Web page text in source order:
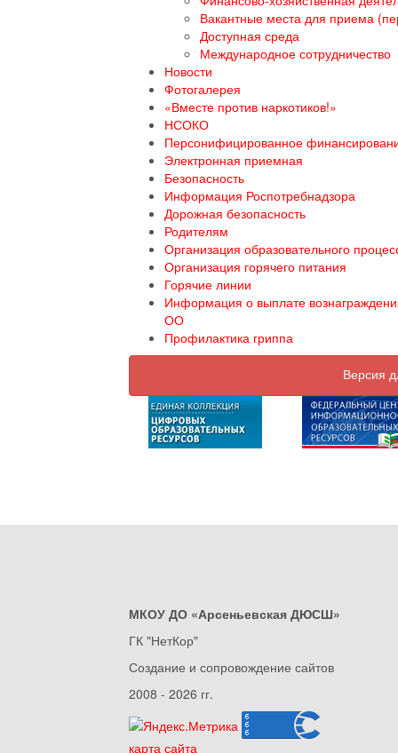
Вакантные места для приема
Доступная среда
Международное сотрудничество
Новости
Фотогалерея
«Вместе против наркотиков!»
НСОКО
Персонифицированное
Электронная приемная
Безопасность
Информация Роспотребнадзора
Дорожная безопасность
Родителям
Организация образовательного
Организация горячего питания
Горячие линии
Информация о выплате
ОО
Профилактика гриппа
Версия
МКОУ ДО «Арсеньевская ДЮСШ»
ГК "НетКор"
Создание и сопровождение сайтов
2008 - 2026 гг.
карта сайта